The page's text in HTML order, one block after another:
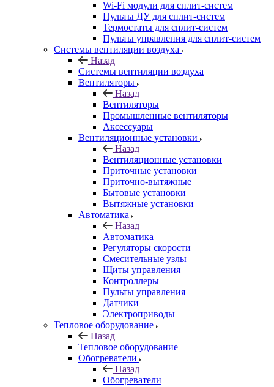
Wi-Fi модули для сплит-систем
Пульты ДУ для сплит-систем
Термостаты для сплит-систем
Пульты управления для сплит-систем
Системы вентиляции воздуха
Назад
Системы вентиляции воздуха
Вентиляторы
Назад
Вентиляторы
Промышленные вентиляторы
Аксессуары
Вентиляционные установки
Назад
Вентиляционные установки
Приточные установки
Приточно-вытяжные
Бытовые установки
Вытяжные установки
Автоматика
Назад
Автоматика
Регуляторы скорости
Смесительные узлы
Щиты управления
Контроллеры
Пульты управления
Датчики
Электроприводы
Тепловое оборудование
Назад
Тепловое оборудование
Обогреватели
Назад
Обогреватели